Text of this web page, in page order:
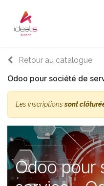
Retour au catalogue
Odoo pour société de
Les inscriptionssont
Odoo pour